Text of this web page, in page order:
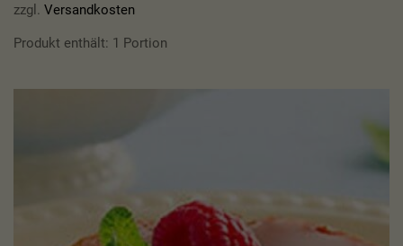
zzgl. Versandkosten
Produkt enthält: 1 Portion